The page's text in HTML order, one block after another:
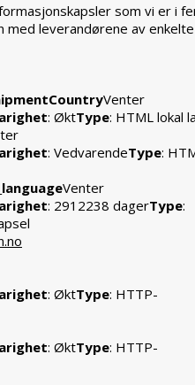
som vi er i
med leverandørene av enkelte
Venter
: ØktType: HTML lokal
: VedvarendeType:
Venter
: 2912238 dagerType:
: ØktType: HTTP-
: ØktType: HTTP-